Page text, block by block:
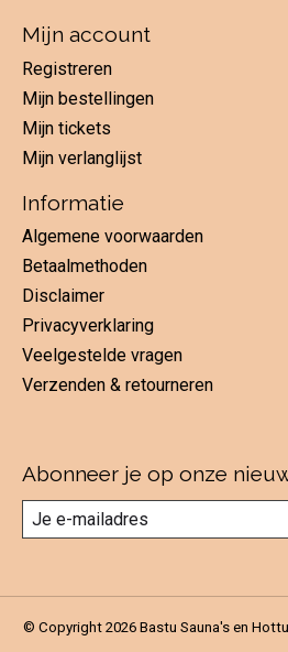
Mijn account
Registreren
Mijn bestellingen
Mijn tickets
Mijn verlanglijst
Informatie
Algemene voorwaarden
Betaalmethoden
Disclaimer
Privacyverklaring
Veelgestelde vragen
Verzenden & retourneren
Abonneer je op onze
© Copyright 2026 Bastu Sauna's en